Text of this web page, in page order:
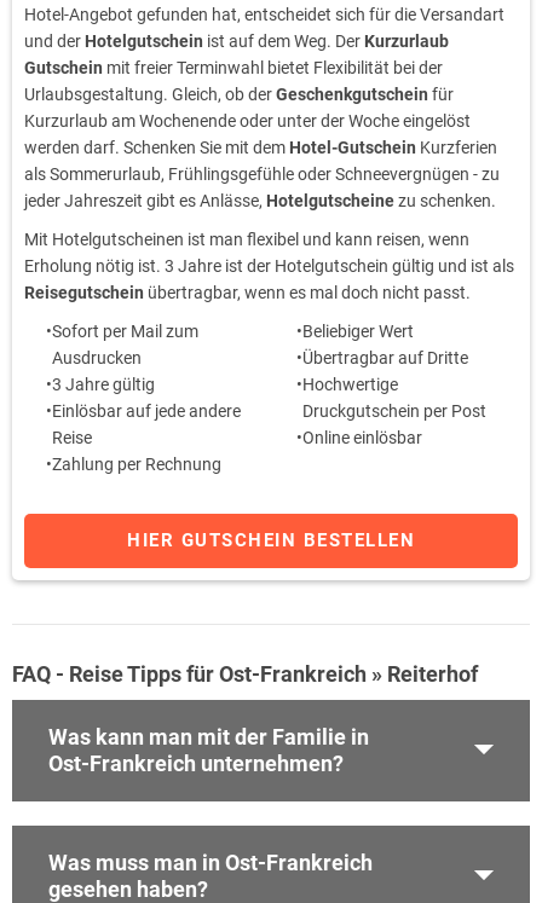
Hotel-Angebot gefunden hat, entscheidet sich für die Versandart
und der Hotelgutschein ist auf dem Weg. Der Kurzurlaub
Gutschein mit freier Terminwahl bietet Flexibilität bei der
Urlaubsgestaltung. Gleich, ob derGeschenkgutschein für
Kurzurlaub am Wochenende oder unter der Woche eingelöst
werden darf. Schenken Sie mit dem Hotel-Gutschein Kurzferien
als Sommerurlaub, Frühlingsgefühle oder Schneevergnügen - zu
jeder Jahreszeit gibt es Anlässe, Hotelgutscheinezu schenken.
Mit Hotelgutscheinen ist man flexibel und kann reisen, wenn
Erholung nötig ist. 3 Jahre ist der Hotelgutschein gültig und ist als
Reisegutschein übertragbar, wenn es mal doch nicht passt.
Sofort per Mail zum
Ausdrucken
3 Jahre gültig
Einlösbar auf jede andere
Reise
Zahlung per Rechnung
Beliebiger Wert
Übertragbar auf Dritte
Hochwertige
Druckgutschein per Post
Online einlösbar
HIER GUTSCHEIN BESTELLEN
FAQ - Reise Tipps für Ost-Frankreich » Reiterhof
Was kann man mit der Familie in
Ost-Frankreich unternehmen?
Was muss man in Ost-Frankreich
gesehen haben?